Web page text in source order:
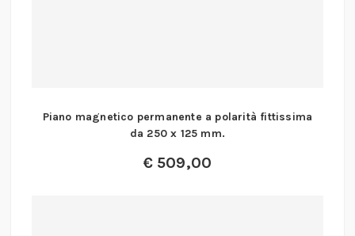
Piano magnetico permanente a polarità fittissima
da 250 x 125 mm.
€509,00